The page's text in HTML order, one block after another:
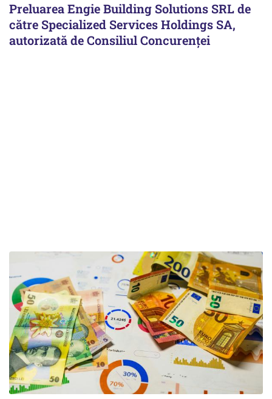
Preluarea Engie Building Solutions SRL de
către Specialized Services Holdings SA,
autorizată de Consiliul Concurenţei